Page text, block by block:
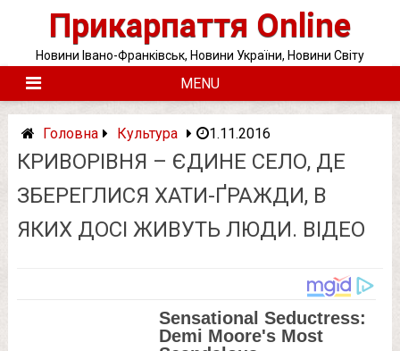
Прикарпаття Online
Новини Івано-Франківськ, Новини України, Новини Світу
MENU
Головна Культура 1.11.2016
КРИВОРІВНЯ – ЄДИНЕ СЕЛО, ДЕ
ЗБЕРЕГЛИСЯ ХАТИ-ҐРАЖДИ, В
ЯКИХ ДОСІ ЖИВУТЬ ЛЮДИ. ВІДЕО